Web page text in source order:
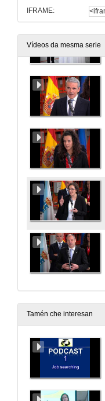
IFRAME:
Vídeos da mesma serie
Tamén che interesan